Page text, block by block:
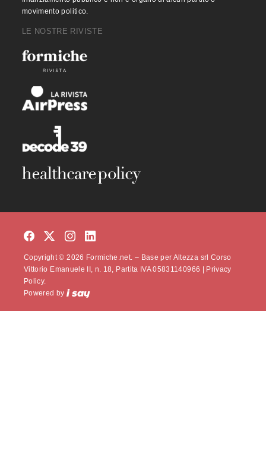
movimento politico.
LE NOSTRE RIVISTE
Copyright © 2026 Formiche.net. – Base per Altezza srl Corso
Vittorio Emanuele II, n. 18, Partita IVA 05831140966 | Privacy
Policy.
Powered by